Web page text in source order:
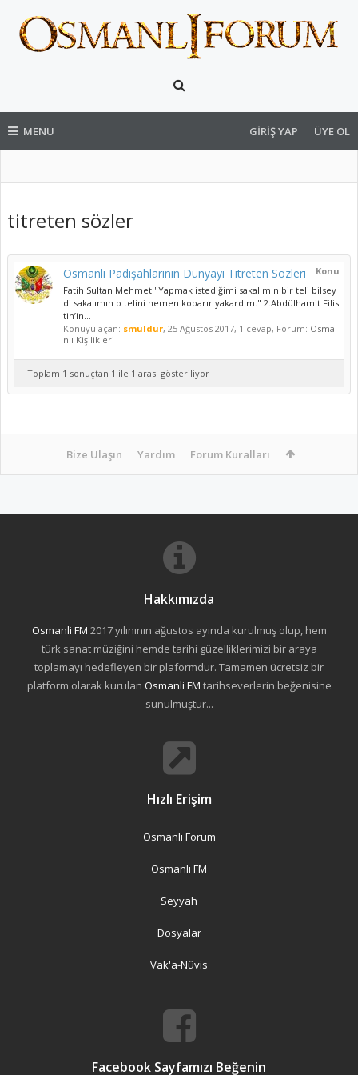
MENU GIRIŞ YAP ÜYE OL
titreten sözler
Konu
Osmanlı Padişahlarının Dünyayı Titreten Sözleri
Fatih Sultan Mehmet "Yapmak istediğimi sakalımın bir teli bilsey
di sakalımın o telini hemen koparır yakardım." 2.Abdülhamit Filis
tin’in...
Konuyu açan: smuldur, 25 Ağustos 2017, 1 cevap, Forum: Osma
nlı Kişilikleri
Toplam 1 sonuçtan 1 ile 1 arası gösteriliyor
Bize Ulaşın Yardım Forum Kuralları
Hakkımızda
Osmanli FM 2017 yılınının ağustos ayında kurulmuş olup, hem
türk sanat müziğini hemde tarihi güzelliklerimizi bir araya
toplamayı hedefleyen bir plaformdur. Tamamen ücretsiz bir
platform olarak kurulan Osmanli FM tarihseverlerin beğenisine
sunulmuştur...
Hızlı Erişim
Osmanlı Forum
Osmanlı FM
Seyyah
Dosyalar
Vak'a-Nüvis
Facebook Sayfamızı Beğenin